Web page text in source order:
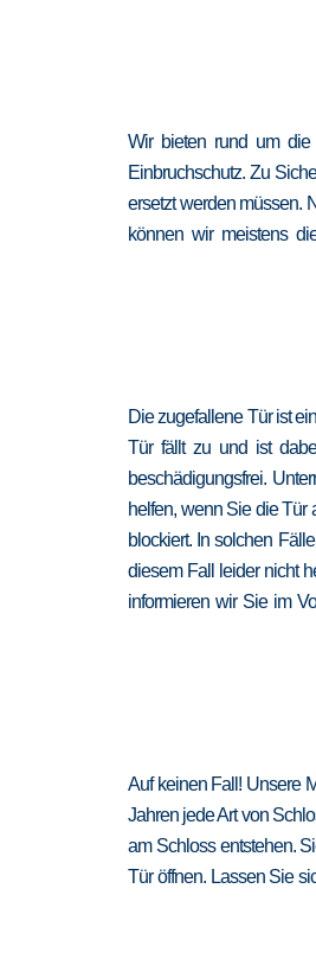
Wir bieten rund um die
Einbruchschutz. Zu
ersetzt werden müssen.
können wir meistens
Die zugefallene Tür ist
Tür fällt zu und ist
beschädigungsfrei.
helfen, wenn Sie die
blockiert. In solchen
diesem Fall leider nicht
informieren wir Sie im
Auf keinen Fall! Unsere
Jahren jede Art von
am Schloss entstehen.
Tür öffnen. Lassen Sie